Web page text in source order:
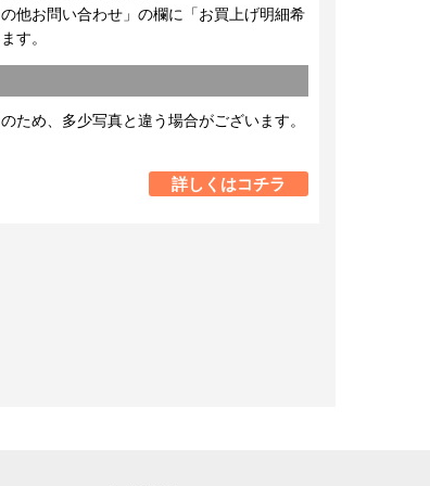
他お問い合わせ」の欄に「お買上げ明細希
す。
ため、多少写真と違う場合がございます。
詳しくはコチラ